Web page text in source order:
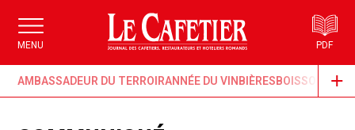
MENU PDF
AMBASSADEUR DU TERROIRANNÉE DU VINBIÈRESBOISSONS &